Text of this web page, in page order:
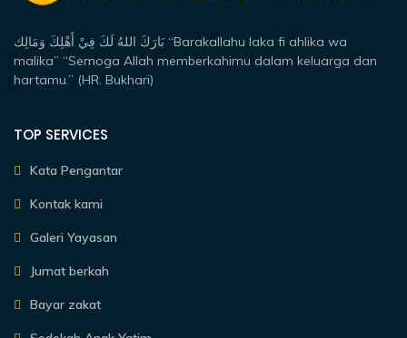
بَارَكَ اللهُ لَكَ فِيْ أَهْلِكَ وَمَالِك “Barakallahu laka fi ahlika wa
malika” “Semoga Allah memberkahimu dalam keluarga dan
hartamu.” (HR. Bukhari)
TOP SERVICES
Kata Pengantar
Kontak kami
Galeri Yayasan
Jumat berkah
Bayar zakat